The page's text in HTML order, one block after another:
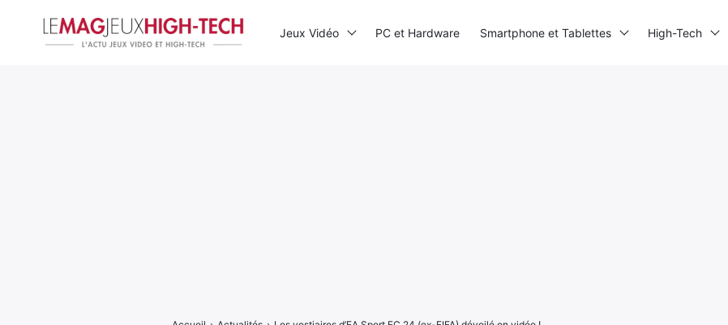
Jeux Vidéo PC et Hardware Smartphone et Tablettes High-Tech